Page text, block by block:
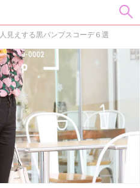
えする黒パンプスコーデ６選